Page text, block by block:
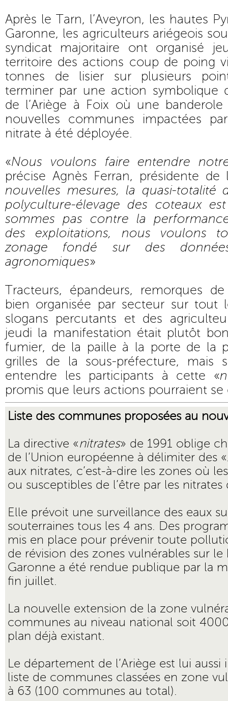
Après le Tarn, l’Aveyron, les hautes
Garonne, les agriculteurs ariégeois
syndicat majoritaire ont organisé
territoire des actions coup de poing
tonnes de lisier sur plusieurs
terminer par une action symbolique
de l’Ariège à Foix où une
nouvelles communes impactées
nitrate à été déployée.
«Nous voulons faire entendre
précise Agnès Ferran, présidente de
nouvelles mesures, la quasi-totalité
polyculture-élevage des coteaux
sommes pas contre la
des exploitations, nous voulons
zonage fondé sur des
agronomiques»
Tracteurs, épandeurs, remorques
bien organisée par secteur sur tout
slogans percutants et des
jeudi la manifestation était plutôt
fumier, de la paille à la porte de la
grilles de la sous-préfecture, mais
entendre les participants à cette «
promis que leurs actions pourraient se
Liste des communes proposées au
La directive «nitrates» de 1991 oblige
de l’Union européenne à délimiter des «
aux nitrates, c’est-à-dire les zones où
ou susceptibles de l’être par les nitrates
Elle prévoit une surveillance des eaux
souterraines tous les 4 ans. Des
mis en place pour prévenir toute
de révision des zones vulnérables sur le
Garonne a été rendue publique par la
fin juillet.
La nouvelle extension de la zone
communes au niveau national soit
plan déjà existant.
Le département de l’Ariège est lui
liste de communes classées en zone
à 63 (100 communes au total).